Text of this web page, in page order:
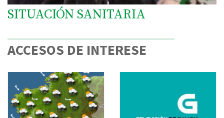
SITUACIÓN SANITARIA
ACCESOS DE INTERESE